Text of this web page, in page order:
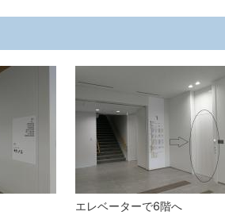
エレベーターで6階へ